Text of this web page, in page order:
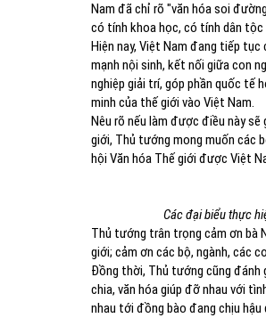
Nam đã chỉ rõ "văn hóa soi
có tính khoa học, có tính dân tộc
Hiện nay, Việt Nam đang tiếp
mạnh nội sinh, kết nối giữa con
nghiệp giải trí, góp phần quốc tế
minh của thế giới vào Việt Nam.
Nêu rõ nếu làm được điều này
giới, Thủ tướng mong muốn các
hội Văn hóa Thế giới được Việt
Các đại biểu thực
Thủ tướng trân trọng cảm ơn bà
giới; cảm ơn các bộ, ngành, các
Đồng thời, Thủ tướng cũng đánh
chia, văn hóa giúp đỡ nhau với
nhau tới đồng bào đang chịu